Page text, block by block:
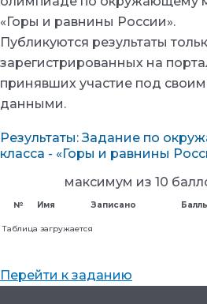
«Горы и равнины России».
Публикуются результаты
зарегистрированных на
принявших участие под
данными.
Результаты: Задание по
класса - «Горы и равнины
максимум из 10
№ Имя Записано
Таблица загружается
Перейти к заданию